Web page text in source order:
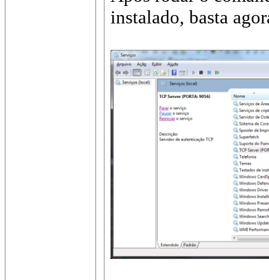
instalado, basta